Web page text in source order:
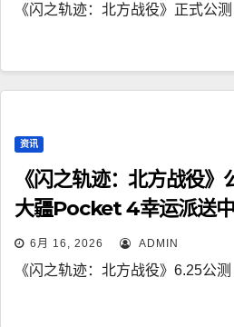
《闪之轨迹：北方战役》正式公
资讯
《闪之轨迹：北方战役
大疆Pocket 4幸运派送中
6月 16, 2026 ADMIN
《闪之轨迹：北方战役》6.25公